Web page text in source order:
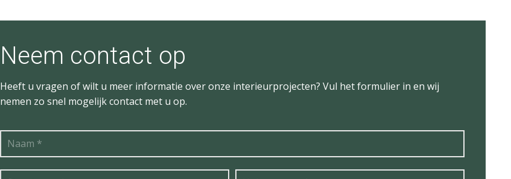
Neem contact op
Heeft u vragen of wilt u meer informatie over onze interieurprojecten? Vul het formulier in en wij
nemen zo snel mogelijk contact met u op.